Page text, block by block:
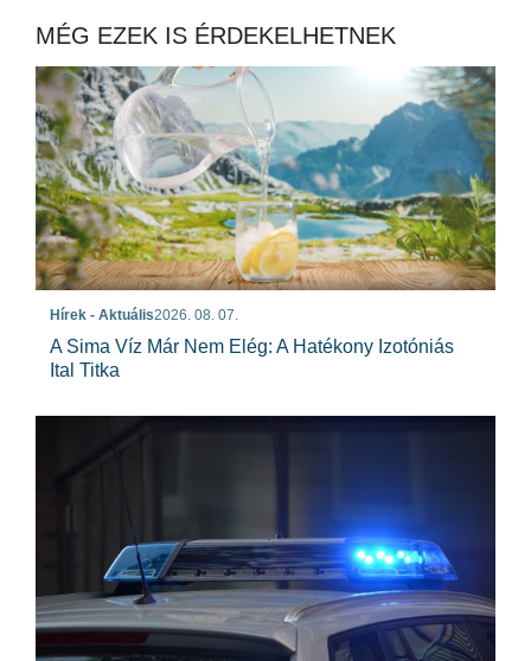
MÉG EZEK IS ÉRDEKELHETNEK
Hírek - Aktuális2026. 08. 07.
A Sima Víz Már Nem Elég: A Hatékony Izotóniás
Ital Titka